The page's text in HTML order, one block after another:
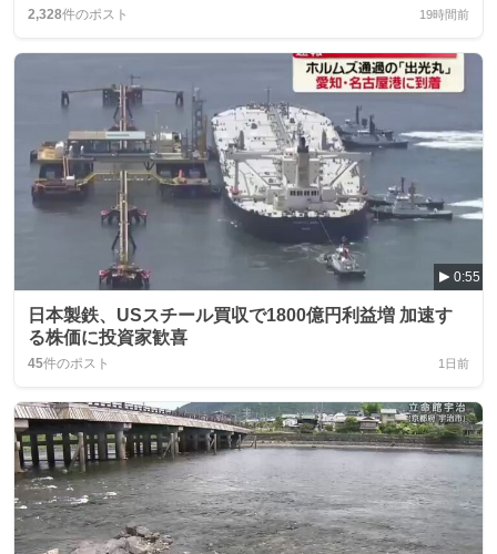
2,328件のポスト 19時間前
0:55
日本製鉄、USスチール買収で1800億円利益増 加速す
る株価に投資家歓喜
45件のポスト 1日前